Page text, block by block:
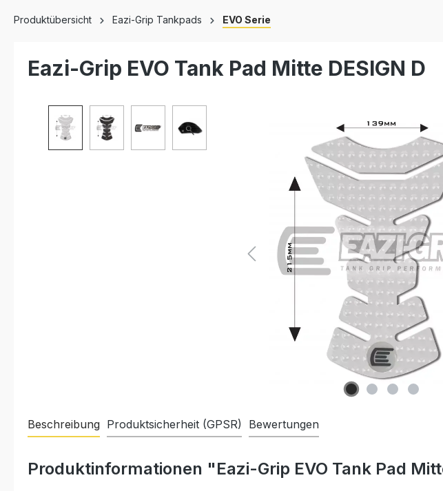
Produktübersicht Eazi-Grip Tankpads EVO Serie
Eazi-Grip EVO Tank Pad Mitte DESIGN D
Beschreibung Produktsicherheit (GPSR) Bewertungen
Produktinformationen "Eazi-Grip EVO Tank Pad